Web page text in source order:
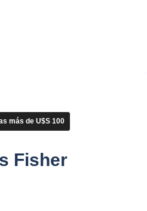
más de U$S 100
Fisher